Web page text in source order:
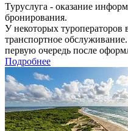
Туруслуга - оказание
бронирования.
У некоторых туроператоров
транспортное
первую очередь после
Подробнее